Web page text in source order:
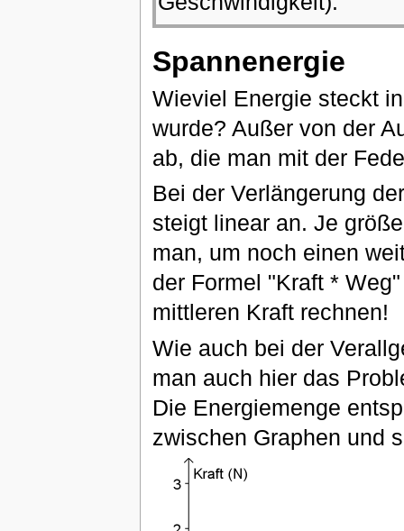
Spannenergie
Wieviel Energie steckt
wurde? Außer von der
ab, die man mit der
Bei der Verlängerung
steigt linear an. Je
man, um noch einen
der Formel "Kraft *
mittleren Kraft rechnen!
Wie auch bei der
man auch hier das
Die Energiemenge
zwischen Graphen und